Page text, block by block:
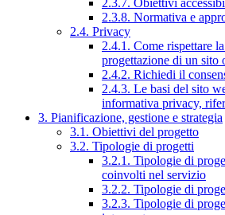
2.3.7. Obiettivi
2.3.8. Normativa e
2.4. Privacy
2.4.1. Come rispettare
progettazione di un sito
2.4.2. Richiedi il
2.4.3. Le basi del sito
informativa privacy,
3. Pianificazione, gestione e strategia
3.1. Obiettivi del progetto
3.2. Tipologie di progetti
3.2.1. Tipologie di
coinvolti nel servizio
3.2.2. Tipologie di
3.2.3. Tipologie di